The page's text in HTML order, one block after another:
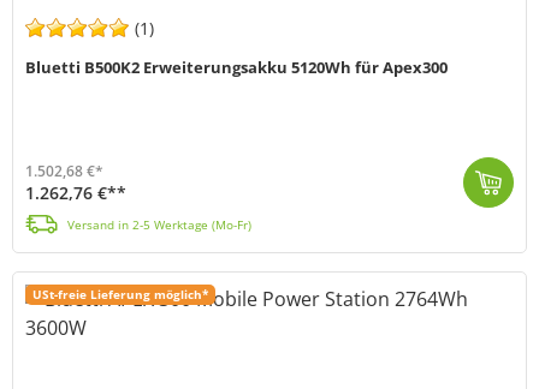
(1)
Bluetti B500K2 Erweiterungsakku 5120Wh für Apex300
1.502,68 €*
1.262,76 €**
Versand in 2-5 Werktage (Mo-Fr)
USt-freie Lieferung möglich*